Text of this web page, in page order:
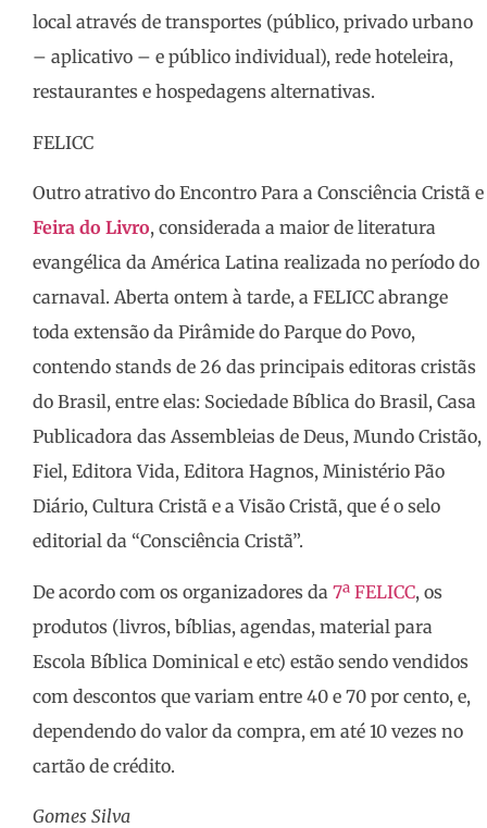
local através de transportes (público, privado urbano
– aplicativo – e público individual), rede hoteleira,
restaurantes e hospedagens alternativas.
FELICC
Outro atrativo do Encontro Para a Consciência Cristã e
Feira do Livro, considerada a maior de literatura
evangélica da América Latina realizada no período do
carnaval. Aberta ontem à tarde, a FELICC abrange
toda extensão da Pirâmide do Parque do Povo,
contendo stands de 26 das principais editoras cristãs
do Brasil, entre elas: Sociedade Bíblica do Brasil, Casa
Publicadora das Assembleias de Deus, Mundo Cristão,
Fiel, Editora Vida, Editora Hagnos, Ministério Pão
Diário, Cultura Cristã e a Visão Cristã, que é o selo
editorial da “Consciência Cristã”.
De acordo com os organizadores da 7ª FELICC, os
produtos (livros, bíblias, agendas, material para
Escola Bíblica Dominical e etc) estão sendo vendidos
com descontos que variam entre 40 e 70 por cento, e,
dependendo do valor da compra, em até 10 vezes no
cartão de crédito.
Gomes Silva